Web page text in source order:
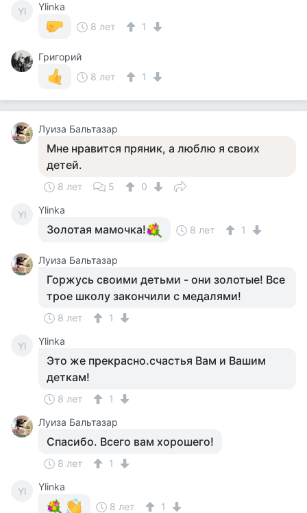
Yl
Ylinka
8 лет
1
Григорий
8 лет
1
Луиза Бальтазар
Мне нравится пряник, а люблю я своих
детей.
8 лет 5 0
Yl Ylinka
Золотая мамочка! 8 лет 1
Луиза Бальтазар
Горжусь своими детьми - они золотые! Все
трое школу закончили с медалями!
8 лет 1
Yl Ylinka
Это же прекрасно.счастья Вам и Вашим
деткам!
8 лет
1
Луиза Бальтазар
Спасибо. Всего вам хорошего!
8 лет 1
Yl
Ylinka
8 лет
1